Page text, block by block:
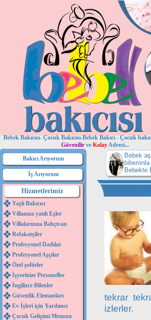
Bebek Bakıcısı- Çocuk Bakıcısı-Bebek Bakıcı - Çocuk
Güvenilir ve KolayAdresi...
Bakıcı Arıyorum
İş Arıyorum
Hizmetlerimiz
Yaşlı Bakıcısı
Villanıza yatılı Eşler
Villalarınıza Bahçıvan
Refakatçiler
Profesyonel Dadılar
Profesyonel Aşçılar
Özel şoförler
İşyerinize Personeller
İngilizce Bilenler
Güvenlik Elemanları
Ev İşleri için Yardımcı
Çocuk Gelişimi Mezunu
Bebek
Bebekte
tekrar
izlerler.